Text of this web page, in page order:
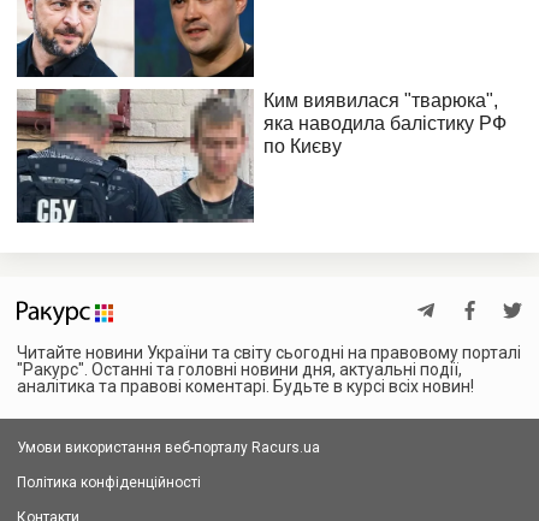
Читайте новини України та світу сьогодні на правовому порталі
"Ракурс". Останні та головні новини дня, актуальні події,
аналітика та правові коментарі. Будьте в курсі всіх новин!
Умови використання веб-порталу Racurs.ua
Політика конфіденційності